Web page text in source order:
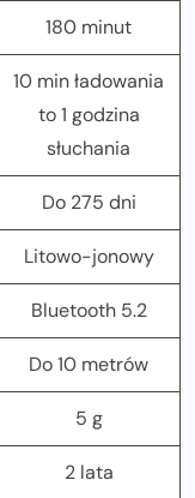
180 minut
10 min ładowania
to 1 godzina
słuchania
Do 275 dni
Litowo-jonowy
Bluetooth 5.2
Do 10 metrów
5 g
2 lata